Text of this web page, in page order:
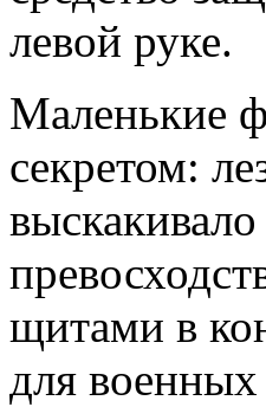
левой руке.
Маленькие
секретом:
щитами в
для военных